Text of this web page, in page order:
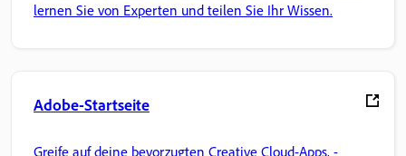
lernen Sie von Experten und teilen Sie Ihr Wissen.
Adobe-Startseite
Greife auf deine bevorzugten Creative Cloud-Apps, -